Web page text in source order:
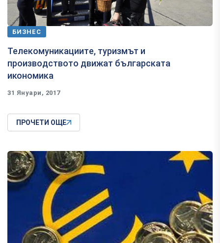
БИЗНЕС
​Teлeĸoмyниĸaциитe, тypизмът и
пpoизвoдcтвoтo движат българската
икономика
31 Януари, 2017
ПРОЧЕТИ ОЩЕ